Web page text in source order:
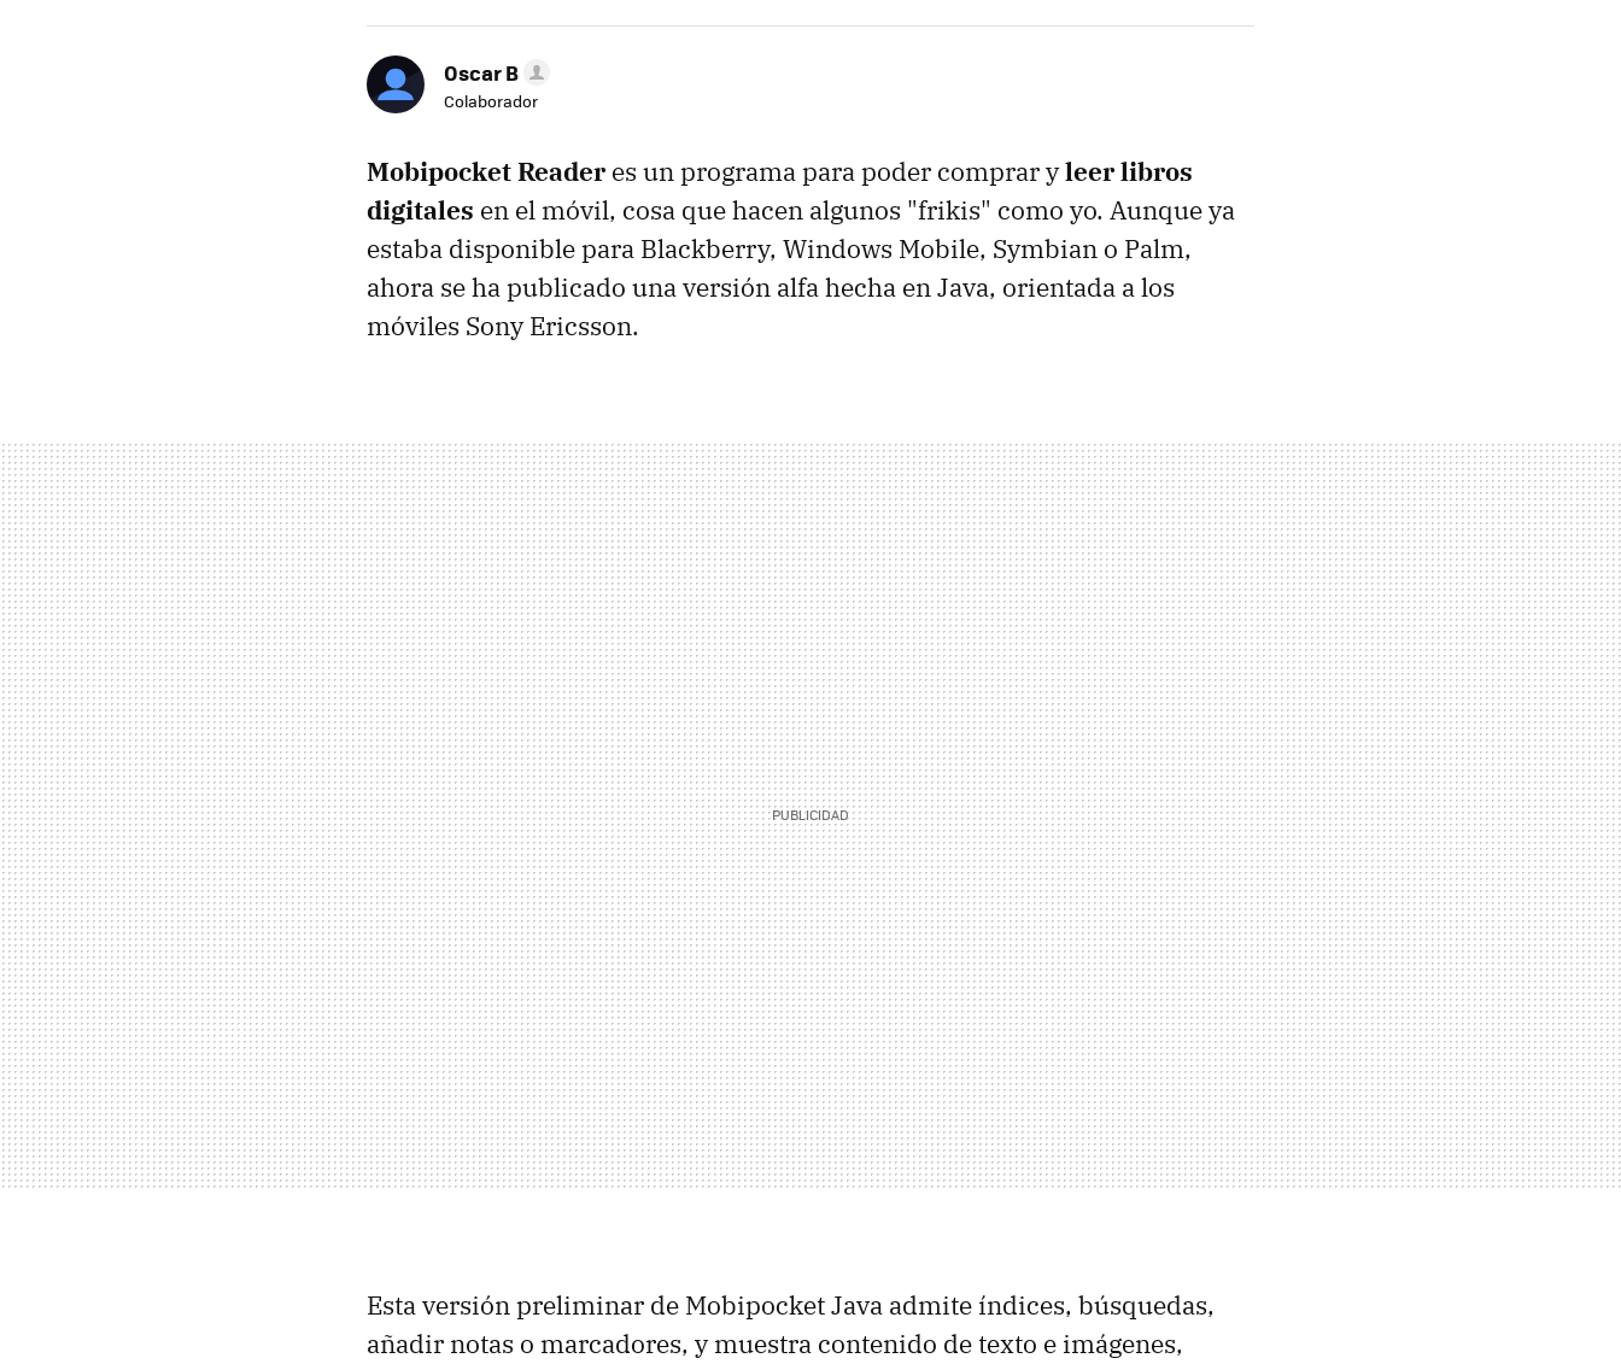
Oscar B
Colaborador
Mobipocket Reader es un programa para poder comprar yleer libros
digitales en el móvil, cosa que hacen algunos "frikis" como yo. Aunque ya
estaba disponible para Blackberry, Windows Mobile, Symbian o Palm,
ahora se ha publicado una versión alfa hecha en Java, orientada a los
móviles Sony Ericsson.
Esta versión preliminar de Mobipocket Java admite índices, búsquedas,
añadir notas o marcadores, y muestra contenido de texto e imágenes,